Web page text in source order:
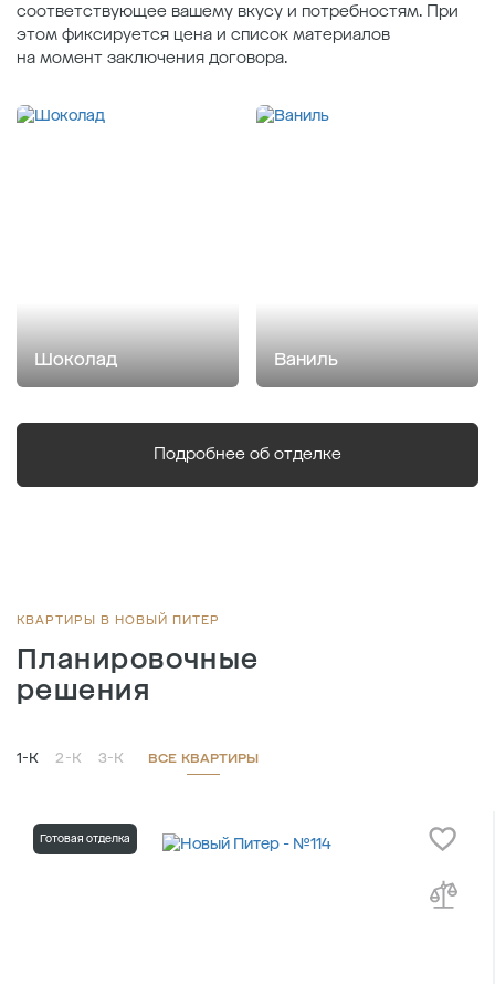
соответствующее вашему вкусу и потребностям. При
этом фиксируется цена и список материалов
на момент заключения договора.
Шоколад Ваниль
Подробнее об отделке
КВАРТИРЫ В НОВЫЙ ПИТЕР
Планировочные
решения
1-К 2-К 3-К ВСЕ КВАРТИРЫ
Готовая отделка